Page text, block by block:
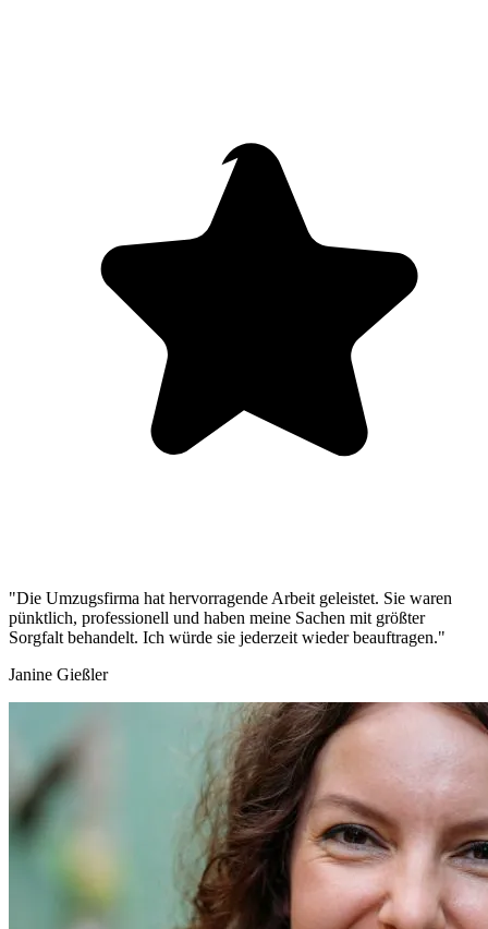
"Die Umzugsfirma hat hervorragende Arbeit geleistet. Sie waren
pünktlich, professionell und haben meine Sachen mit größter
Sorgfalt behandelt. Ich würde sie jederzeit wieder beauftragen."
Janine Gießler